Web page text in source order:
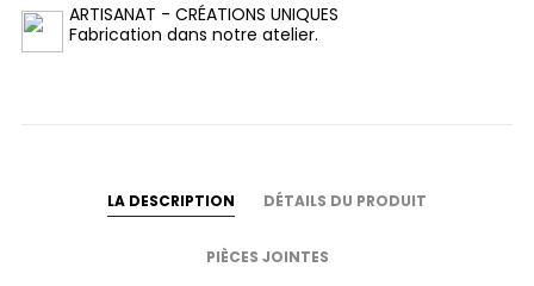
ARTISANAT - CRÉATIONS UNIQUES
Fabrication dans notre atelier.
LA DESCRIPTION DÉTAILS DU PRODUIT
PIÈCES JOINTES